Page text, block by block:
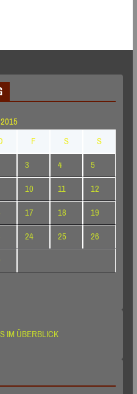
F S
S
3 4
5
10 11
12
17 18
19
24 25
26
IM ÜBERBLICK